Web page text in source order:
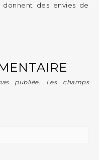
des envies de
publiée.
Les champs